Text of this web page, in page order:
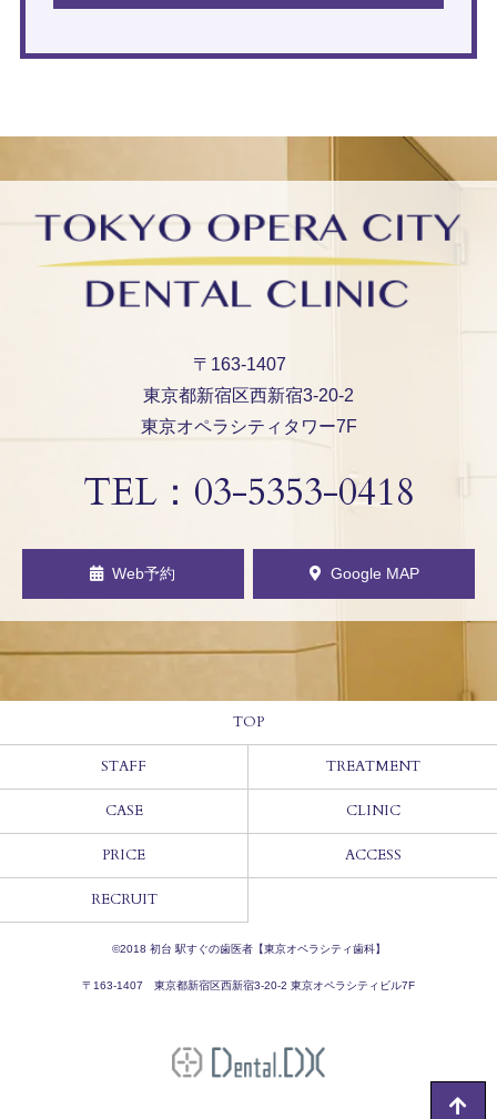
〒163-1407
東京都新宿区西新宿3-20-2
東京オペラシティタワー7F
TEL： 03-5353-0418
Web予約 Google MAP
TOP
STAFF TREATMENT
CASE CLINIC
PRICE ACCESS
RECRUIT
©︎2018 初台 駅すぐの歯医者【東京オペラシティ歯科】
〒163-1407 東京都新宿区西新宿3-20-2 東京オペラシティビル7F